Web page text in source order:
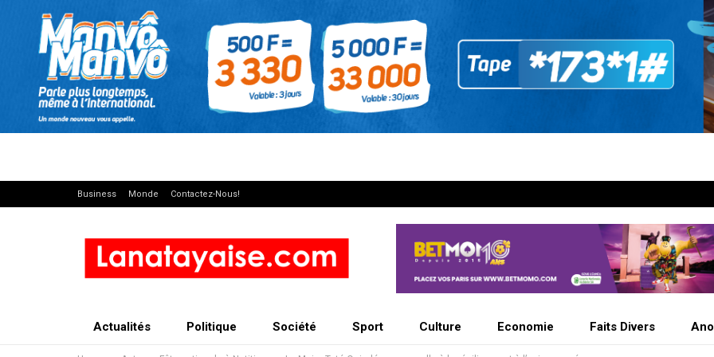
Business Monde Contactez-Nous!
Actualités Politique Société Sport Culture Economie Faits Divers